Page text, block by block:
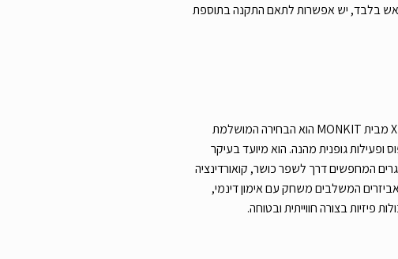
בלבד, יש אפשרות לתאם התקנה בתוספת
מתקן טיפוס נינג’ה ספורט XL מבית MONKIT הוא הבחירה המושלמת
ופעילות גופנית מהנה. הוא מיועד בעיקר
המחפשים דרך לשפר כושר, קואורדינציה
אביזרים המשלבים משחק עם אימון דינמי,
פיזיות בצורה חווייתית ובטוחה.